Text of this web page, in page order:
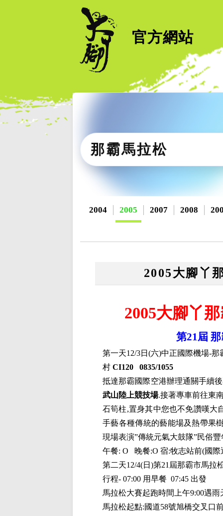
官方網站
那霸馬拉松
2004 2005 2007 2008
2005大腳丫
2005大腳丫
第21屆
第一天12/3日(六)中正國際機場-
村 CI120
0835/1055
抵達那霸國際空港辦理通關手續
武山陸上競技場.接著專車前往東
石筍柱,置身其中您也不免讚嘆大
手藝各種傳統的藝能場及熱帶果
現場表演”傳統元氣大鼓隊”民俗
午餐: O 晚餐:O 宿:牧志站前(國際
第二天12/4(日 )第21 屆那霸市馬拉
行程- 07:00 用早餐 07:45 出發
馬拉松大賽起跑時間上午9:00遇雨
馬拉松起點:國道58號旭橋交叉口